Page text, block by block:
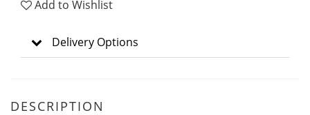
Add to Wishlist
Delivery Options
DESCRIPTION